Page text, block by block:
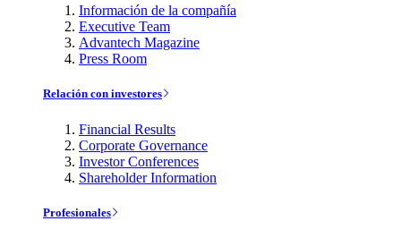
Información de la compañía
Executive Team
Advantech Magazine
Press Room
Relación con investores
Financial Results
Corporate Governance
Investor Conferences
Shareholder Information
Profesionales